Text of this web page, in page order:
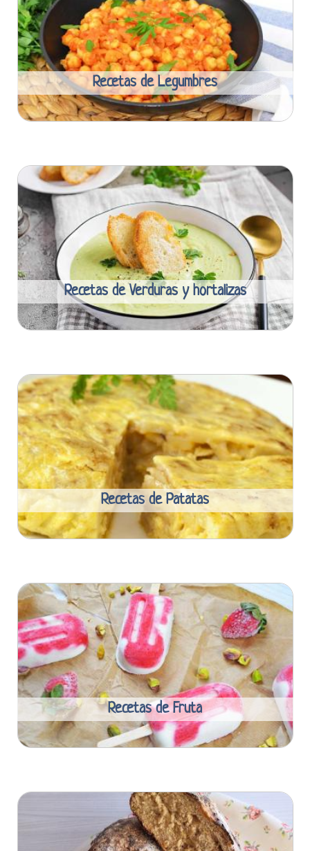
Recetas de Legumbres
Recetas de Verduras y hortalizas
Recetas de Patatas
Recetas de Fruta